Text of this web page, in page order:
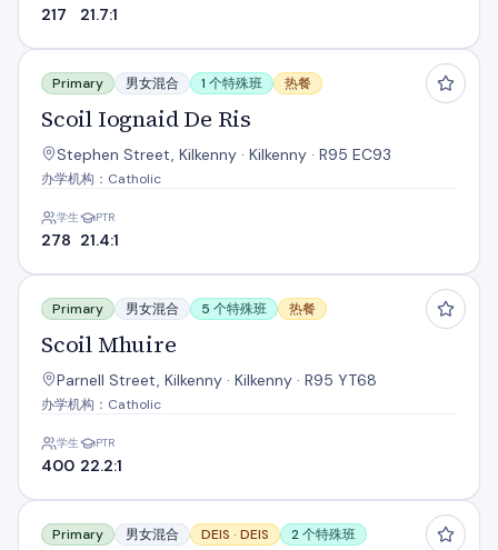
217 21.7:1
Scoil Iognaid De Ris
Primary 男女混合 1 个特殊班 热餐
Scoil Iognaid De Ris
Stephen Street, Kilkenny · Kilkenny · R95 EC93
办学机构：Catholic
学生
278
PTR
21.4:1
Scoil Mhuire
Primary 男女混合 5 个特殊班 热餐
Scoil Mhuire
Parnell Street, Kilkenny · Kilkenny · R95 YT68
办学机构：Catholic
学生
400
PTR
22.2:1
Scoil Mhuire
Primary 男女混合 DEIS · DEIS 2 个特殊班